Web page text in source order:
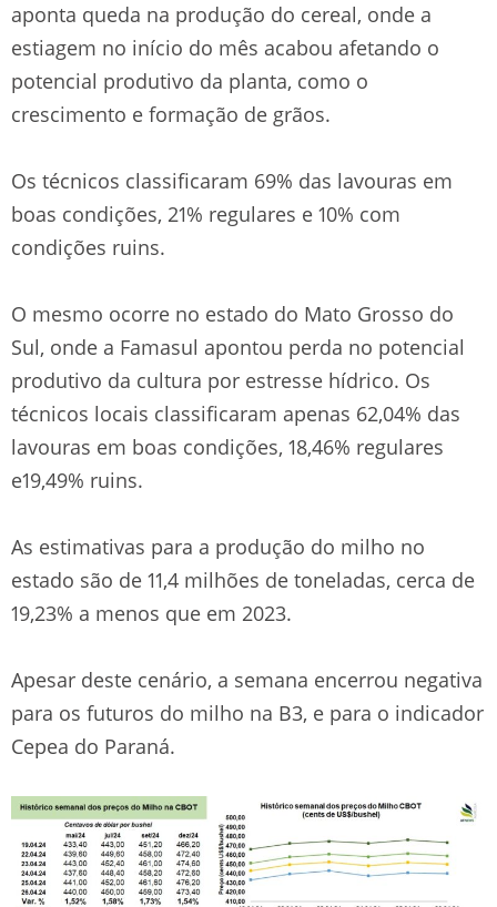
aponta queda na produção do cereal, onde a
estiagem no início do mês acabou afetando o
potencial produtivo da planta, como o
crescimento e formação de grãos.
Os técnicos classificaram 69% das lavouras em
boas condições, 21% regulares e 10% com
condições ruins.
O mesmo ocorre no estado do Mato Grosso do
Sul, onde a Famasul apontou perda no potencial
produtivo da cultura por estresse hídrico. Os
técnicos locais classificaram apenas 62,04% das
lavouras em boas condições, 18,46% regulares
e19,49% ruins.
As estimativas para a produção do milho no
estado são de 11,4 milhões de toneladas, cerca de
19,23% a menos que em 2023.
Apesar deste cenário, a semana encerrou negativa
para os futuros do milho na B3, e para o indicador
Cepea do Paraná.